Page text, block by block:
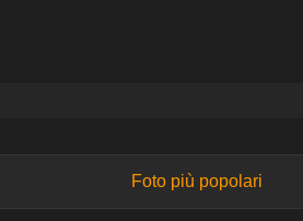
Foto più popolari